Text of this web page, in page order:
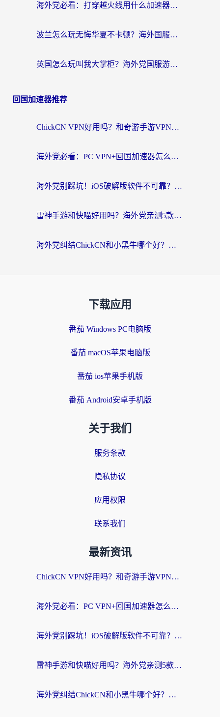
海外党必看：打穿越火线用什么加速器？解决延迟卡顿，还能玩奇妙拼图世界和第五人格
波兰怎么玩无悔华夏不卡顿？海外国服游戏加速器终极指南（附征途2萤火突击解决方案）
英国怎么玩叫我大掌柜？海外党国服游戏加速避坑指南（附实测推荐）
回国加速器推荐
ChickCN VPN好用吗？和奇游手游VPN对比哪个回国效果更好？海外党亲测实用指南
海外党必看：PC VPN+回国加速器怎么选？无缝访问国内资源全攻略
海外党别踩坑！iOS破解版软件不可靠？教你选对回国加速器无缝看国内资源
雷神手游和快喵好用吗？海外党亲测5款回国加速器，附斧牛Bling对比+微信视频号解决办法
海外党纠结ChickCN和小黑牛哪个好？一篇帮你选对回国加速器的实用指南
下载应用
番茄 Windows PC电脑版
番茄 macOS苹果电脑版
番茄 ios苹果手机版
番茄 Android安卓手机版
关于我们
服务条款
隐私协议
应用权限
联系我们
最新资讯
ChickCN VPN好用吗？和奇游手游VPN对比哪个回国效果更好？海外党亲测实用指南
海外党必看：PC VPN+回国加速器怎么选？无缝访问国内资源全攻略
海外党别踩坑！iOS破解版软件不可靠？教你选对回国加速器无缝看国内资源
雷神手游和快喵好用吗？海外党亲测5款回国加速器，附斧牛Bling对比+微信视频号解决办法
海外党纠结ChickCN和小黑牛哪个好？一篇帮你选对回国加速器的实用指南